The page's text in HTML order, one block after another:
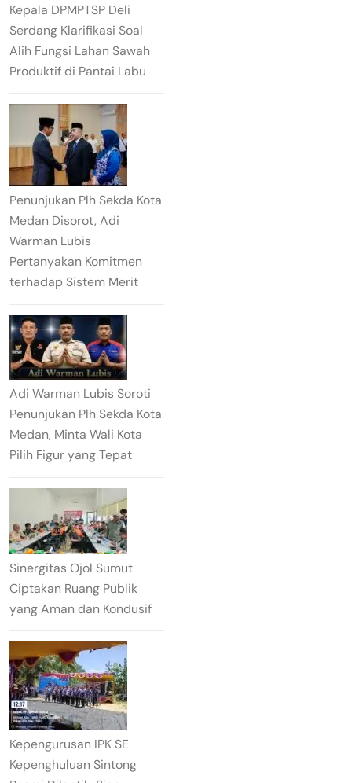
Kepala DPMPTSP Deli
Serdang Klarifikasi Soal
Alih Fungsi Lahan Sawah
Produktif di Pantai Labu
Penunjukan Plh Sekda Kota
Medan Disorot, Adi
Warman Lubis
Pertanyakan Komitmen
terhadap Sistem Merit
Adi Warman Lubis Soroti
Penunjukan Plh Sekda Kota
Medan, Minta Wali Kota
Pilih Figur yang Tepat
Sinergitas Ojol Sumut
Ciptakan Ruang Publik
yang Aman dan Kondusif
Kepengurusan IPK SE
Kepenghuluan Sintong